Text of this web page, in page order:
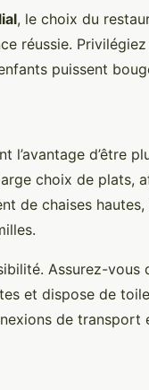
, le choix du
réussie.
puissent
l’avantage d’être
choix de plats,
de chaises
Assurez-vous
et dispose de
de transport